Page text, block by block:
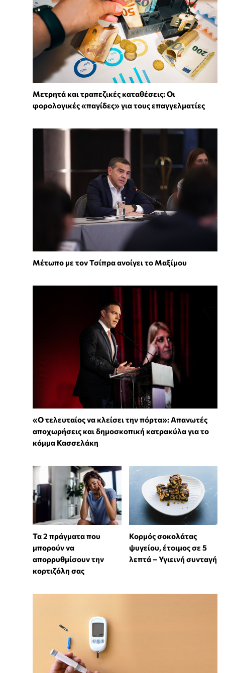
Μετρητά και τραπεζικές καταθέσεις: Οι
φορολογικές «παγίδες» για τους επαγγελματίες
Μέτωπο με τον Τσίπρα ανοίγει το Μαξίμου
«Ο τελευταίος να κλείσει την πόρτα»: Απανωτές
αποχωρήσεις και δημοσκοπική κατρακύλα για το
κόμμα Κασσελάκη
Τα 2 πράγματα που
μπορούν να
απορρυθμίσουν την
κορτιζόλη σας
Κορμός σοκολάτας
ψυγείου, έτοιμος σε 5
λεπτά – Υγιεινή συνταγή